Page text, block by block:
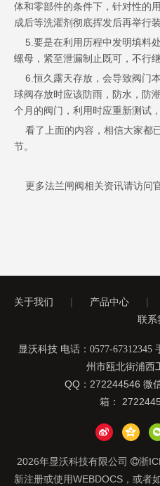
体和零部件的条件下，针对性的
成后等洗濯剂彻底挥发后再举行装
5.要是在利用历程中发明填料
螺母，紧至泄漏制止既可，不行继
6.恒久露天存放，会导致阀门
球阀存放时应该防雨，防水，防
个月的阀门，利用时应重新测试
看了上面的内容，相信大家都
节。
更多法兰闸阀相关资讯请访问
关于我们 | 产品中心 |
联系
显沃科技 电话：0577-67312345
州市瓯北街浦西
QQ：272244546 微
箱：
2026年显沃科技有限公司 浙
新注册或使用WEBDOCS，或者